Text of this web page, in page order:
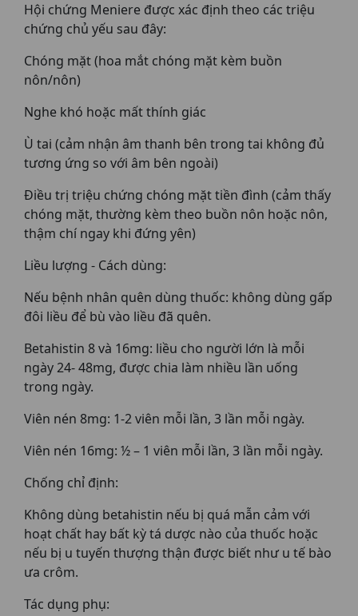
Hội chứng Meniere được xác định theo các triệu
chứng chủ yếu sau đây:
Chóng mặt (hoa mắt chóng mặt kèm buồn
nôn/nôn)
Nghe khó hoặc mất thính giác
Ù tai (cảm nhận âm thanh bên trong tai không đủ
tương ứng so với âm bên ngoài)
Điều trị triệu chứng chóng mặt tiền đình (cảm thấy
chóng mặt, thường kèm theo buồn nôn hoặc nôn,
thậm chí ngay khi đứng yên)
Liều lượng - Cách dùng:
Nếu bệnh nhân quên dùng thuốc: không dùng gấp
đôi liều để bù vào liều đã quên.
Betahistin 8 và 16mg: liều cho người lớn là mỗi
ngày 24- 48mg, được chia làm nhiều lần uống
trong ngày.
Viên nén 8mg: 1-2 viên mỗi lần, 3 lần mỗi ngày.
Viên nén 16mg: ½ – 1 viên mỗi lần, 3 lần mỗi ngày.
Chống chỉ định:
Không dùng betahistin nếu bị quá mẫn cảm với
hoạt chất hay bất kỳ tá dược nào của thuốc hoặc
nếu bị u tuyến thượng thận được biết như u tế bào
ưa crôm.
Tác dụng phụ: